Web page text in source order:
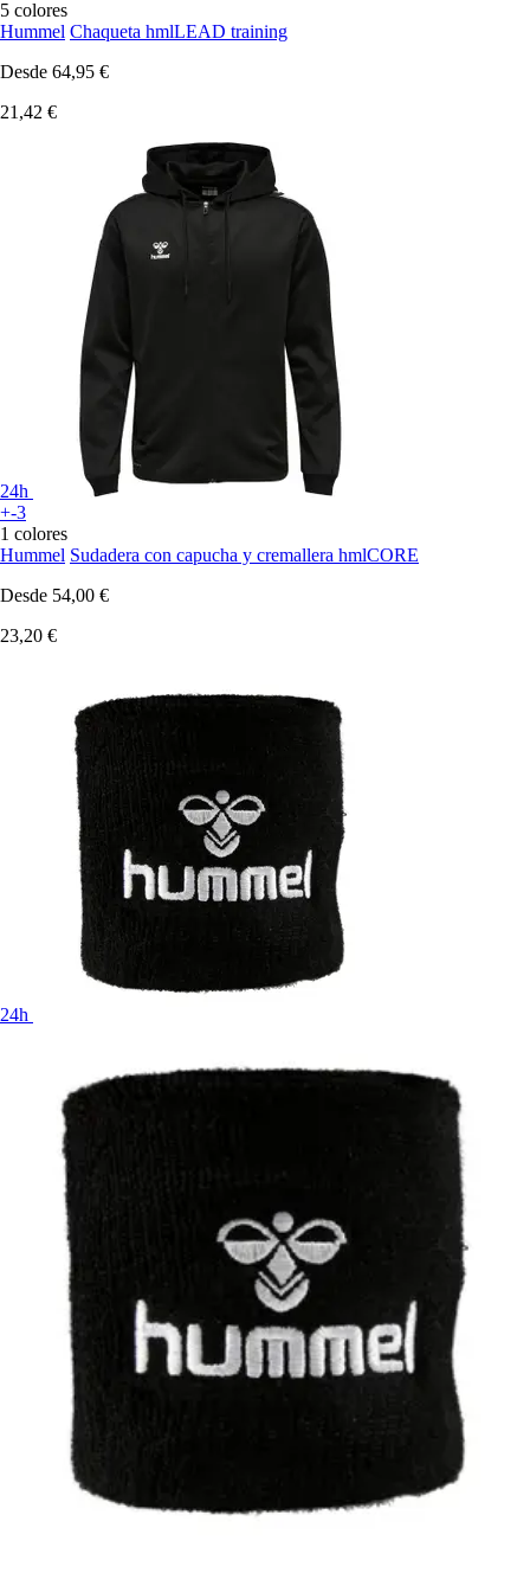
5 colores
Hummel Chaqueta hmlLEAD training
Desde 64,95 €
21,42 €
24h
+-3
1 colores
Hummel Sudadera con capucha y cremallera hmlCORE
Desde 54,00 €
23,20 €
24h